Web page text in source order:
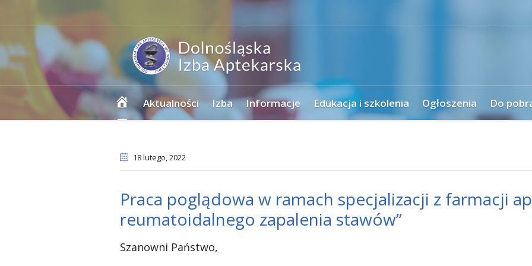
Strona
główna
Aktualności Izba Informacje Edukacja i szkolenia Ogłoszenia Do
18 lutego, 2022
Praca poglądowa w ramach specjalizacji z farmacji
reumatoidalnego zapalenia stawów”
Szanowni Państwo,